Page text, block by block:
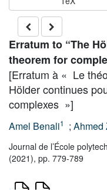
Erratum to “The
theorem for
[Erratum à « Le
Hölder continues
complexes »]
Amel Benali1 ; Ahmed
Journal de l’École
(2021), pp. 779-789